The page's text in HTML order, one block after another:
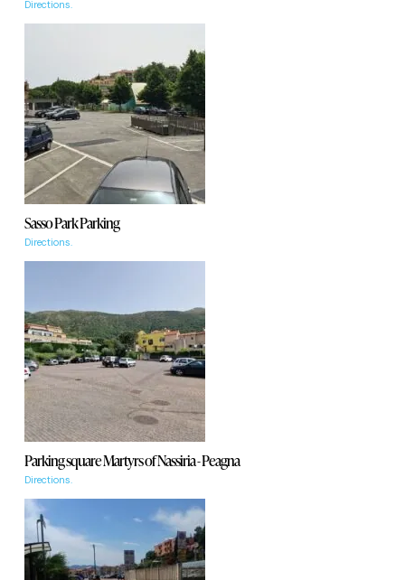
Directions.
Sasso Park Parking
Directions.
Parking square Martyrs of Nassiria - Peagna
Directions.